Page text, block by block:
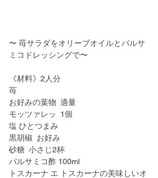
〜 苺サラダをオリーブオイルとバルサ
ミコドレッシングで〜
《材料》2人分
苺
お好みの葉物  適量
モッツァレッ  1個
塩 ひとつまみ
黒胡椒  お好み
砂糖  小さじ2杯
バルサミコ酢 100ml
トスカーナ エ トスカーナの美味しいオ